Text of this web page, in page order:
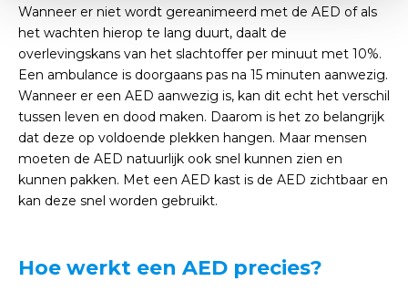
Wanneer er niet wordt gereanimeerd met de AED of als
het wachten hierop te lang duurt, daalt de
overlevingskans van het slachtoffer per minuut met 10%.
Een ambulance is doorgaans pas na 15 minuten aanwezig.
Wanneer er een AED aanwezig is, kan dit echt het verschil
tussen leven en dood maken. Daarom is het zo belangrijk
dat deze op voldoende plekken hangen. Maar mensen
moeten de AED natuurlijk ook snel kunnen zien en
kunnen pakken. Met een AED kast is de AED zichtbaar en
kan deze snel worden gebruikt.
Hoe werkt een AED precies?